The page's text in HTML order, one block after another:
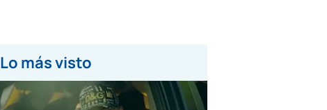
Lo más visto